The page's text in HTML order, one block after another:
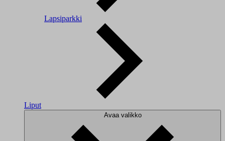
Lapsiparkki
Liput
Avaa valikko